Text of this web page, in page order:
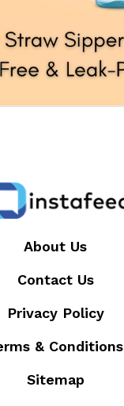
About Us
Contact Us
Privacy Policy
& Conditions
Sitemap